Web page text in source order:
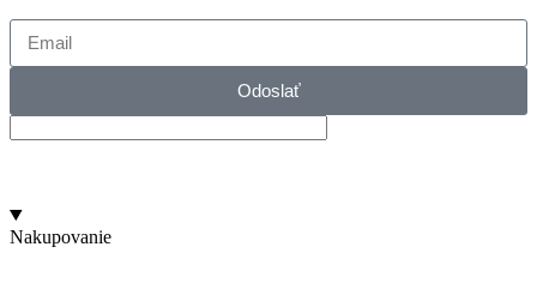
Odoslať
Nakupovanie